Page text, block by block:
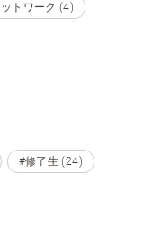
トワーク (4)
#修了生 (24)